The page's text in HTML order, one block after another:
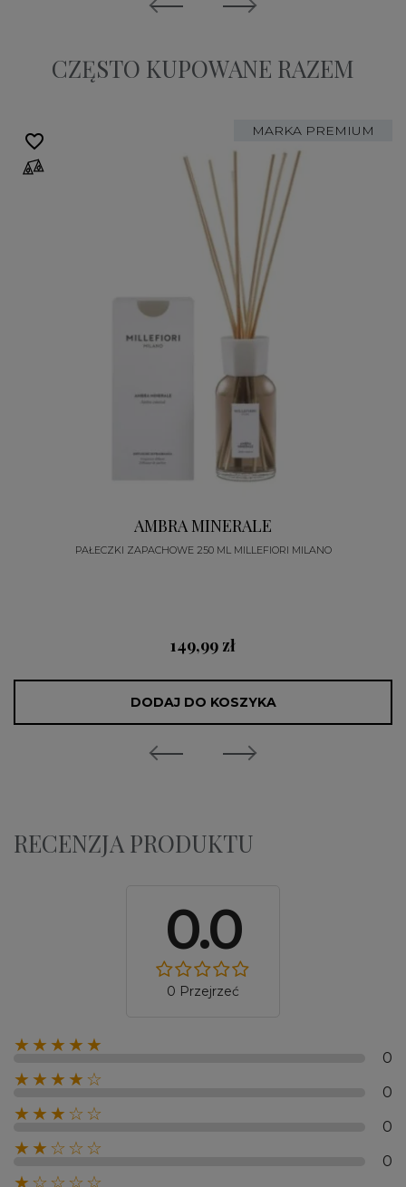
CZĘSTO KUPOWANE RAZEM
MARKA PREMIUM
AMBRA MINERALE
PAŁECZKI ZAPACHOWE 250 ML MILLEFIORI MILANO
149,99 zł
DODAJ DO KOSZYKA
favorite_border
RECENZJA PRODUKTU
0.0
0 Przejrzeć
★★★★★
0
★★★★☆
0
★★★☆☆
0
★★☆☆☆
0
★☆☆☆☆